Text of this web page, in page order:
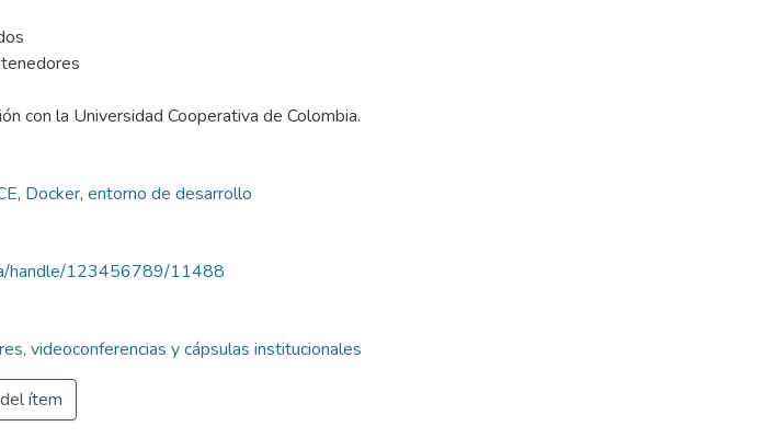
con la Universidad Cooperativa de Colombia.
, Docker, entorno de desarrollo
handle/123456789/11488
videoconferencias y cápsulas institucionales
ítem